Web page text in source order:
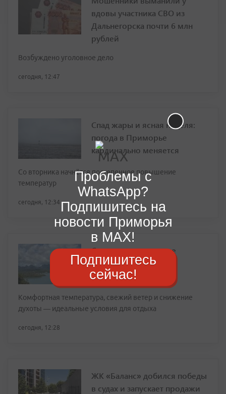
вдовы участника СВО из
Дальнегорска почти 6 млн
рублей
Возбуждено уголовное дело
сегодня, 12:47
Спад жары и ясная неделя:
погода в Приморье
кардинально меняется
Со вторника начнётся постепенное повышение
температур
сегодня, 12:34
Солнечные выходные
ожидают приморцев
Комфортная температура, свежий ветер и снижение
духоты — идеальные условия для отдыха
сегодня, 12:28
ЖК «Баланс» добился победы
в судах и запускает продажи
Проблемы с
WhatsApp?
Подпишитесь на
новости Приморья
в MAX!
Подпишитесь
сейчас!